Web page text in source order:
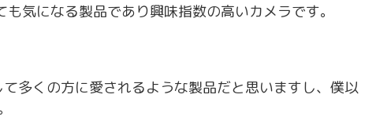
気になる製品であり興味指数の高いカメラです。
多くの方に愛されるような製品だと思いますし、僕以